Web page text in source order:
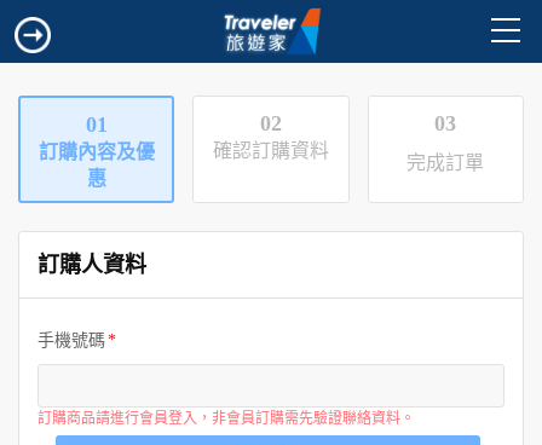
01
訂購內容及優
惠
02
確認訂購資料
03
完成訂單
訂購人資料
手機號碼
訂購商品請進行會員登入，非會員訂購需先驗證聯絡資料。